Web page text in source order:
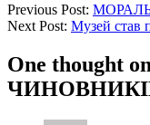
Previous Post:
Next Post: Музей став
One thought